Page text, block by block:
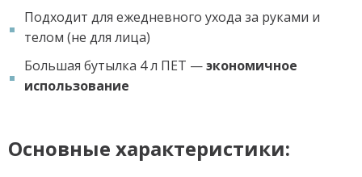
Подходит для ежедневного ухода за руками и
телом (не для лица)
Большая бутылка 4 л ПЕТ —экономичное
использование
Основные характеристики: